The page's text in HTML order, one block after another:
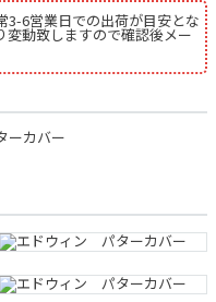
3-6営業日での出荷が目安とな
変動致しますので確認後メー